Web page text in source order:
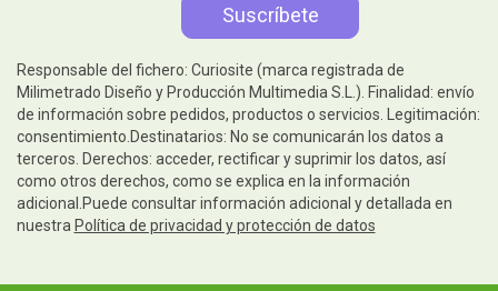
Responsable del fichero: Curiosite (marca registrada de
Milimetrado Diseño y Producción Multimedia S.L.). Finalidad: envío
de información sobre pedidos, productos o servicios. Legitimación:
consentimiento.Destinatarios: No se comunicarán los datos a
terceros. Derechos: acceder, rectificar y suprimir los datos, así
como otros derechos, como se explica en la información
adicional.Puede consultar información adicional y detallada en
nuestra Política de privacidad y protección de datos